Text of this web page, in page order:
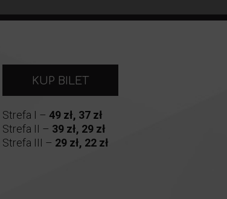
KUP BILET
Strefa I – 49 zł, 37 zł
Strefa II – 39 zł, 29 zł
Strefa III – 29 zł, 22 zł